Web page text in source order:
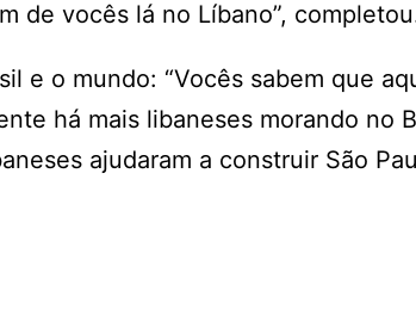
de vocês lá no Líbano”,
e o mundo: “Vocês sabem que
há mais libaneses morando no
ajudaram a construir São